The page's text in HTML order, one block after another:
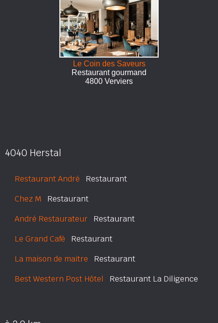
Le Coin des Saveurs
Restaurant gourmand
4800 Verviers
4040 Herstal
Restaurant André Restaurant
Chez M Restaurant
André Restaurateur Restaurant
Le Grand Café Restaurant
La maison de maitre Restaurant
Best Western Post Hôtel Restaurant La Diligence